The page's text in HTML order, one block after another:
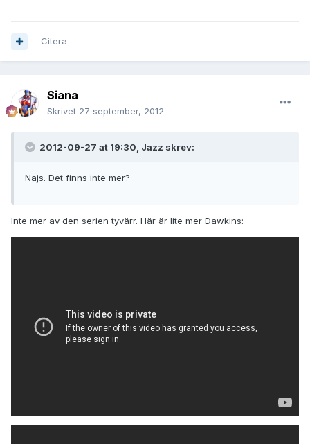
Citera
Siana
Skrivet 27 september, 2012
2012-09-27 at 19:30, Jazz skrev:
Najs. Det finns inte mer?
Inte mer av den serien tyvärr. Här är lite mer Dawkins: